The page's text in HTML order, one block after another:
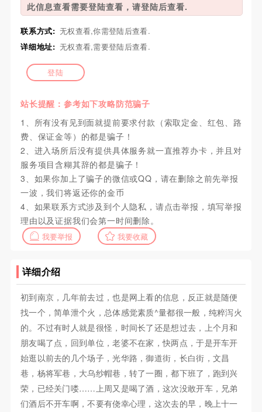
此信息查看需要登陆查看，请登陆后查看.
联系方式: 无权查看,你需登陆后查看.
详细地址: 无权查看,需要登陆后查看.
登陆
站长提醒：参考如下攻略防范骗子
1、所有没有见到面就提前要求付款（索取定金、红包、路
费、保证金等）的都是骗子！
2、进入场所后没有提供具体服务就一直推荐办卡，并且对
服务项目含糊其辞的都是骗子！
3、如果你加上了骗子的微信或QQ，请在删除之前先举报
一波，我们将返还你的金币
4、如果联系方式涉及到个人隐私，请点击举报，填写举报
理由以及证据我们会第一时间删除。
我要举报 我要收藏
详细介绍
初到南京，几年前去过，也是网上看的信息，反正就是随便
找一个，简单泄个火，总体感觉素质^量都很一般，纯粹泻火
的。不过有时人就是很怪，时间长了还是想过去，上个月和
朋友喝了点，回到单位，老婆不在家，快两点，于是开车开
始逛以前去的几个场子，光华路，御道街，长白街，文昌
巷，杨将军巷，大乌纱帽巷，转了一圈，都下班了，跑到兴
荣，已经关门喽……上周又是喝了酒，这次没敢开车，兄弟
们酒后不开车啊，不要有侥幸心理，这次去的早，晚上十一